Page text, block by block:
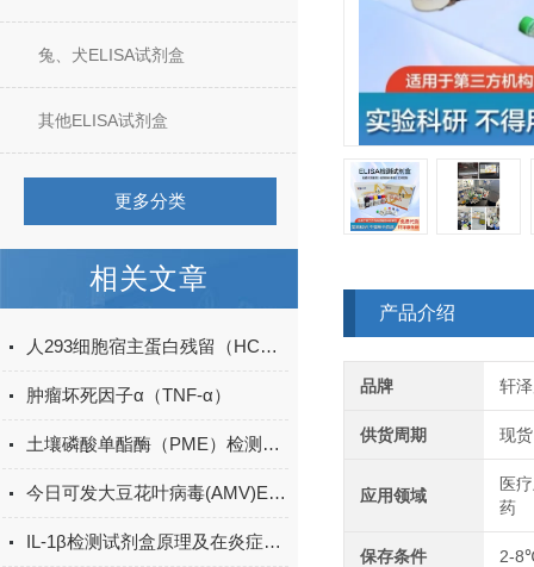
兔、犬ELISA试剂盒
其他ELISA试剂盒
更多分类
相关文章
人293细胞宿主蛋白残留（HCP）ELISA检测试剂盒产品升级
肿瘤坏死因子α（TNF-α）
土壤磷酸单酯酶（PME）检测试剂盒现货
今日可发大豆花叶病毒(AMV)ELISA试剂盒＠科研
IL-1β检测试剂盒原理及在炎症研究中的应用
产品介绍
品牌 轩
供货周期 现货
应用领域
医
药
保存条件 2-